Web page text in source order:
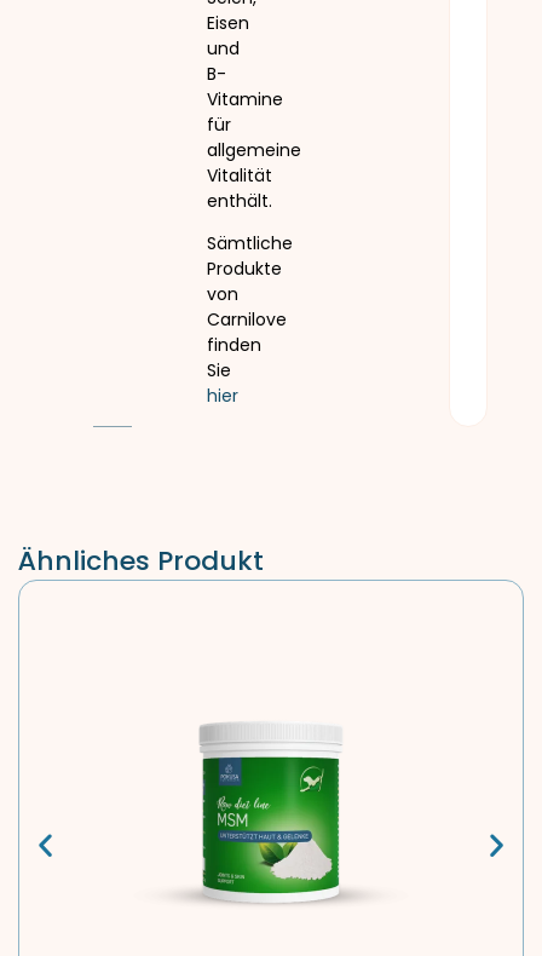
Eisen
und
B-
Vitamine
für
allgemeine
Vitalität
enthält.
Sämtliche
Produkte
von
Carnilove
finden
Sie
hier
Ähnliches Produkt